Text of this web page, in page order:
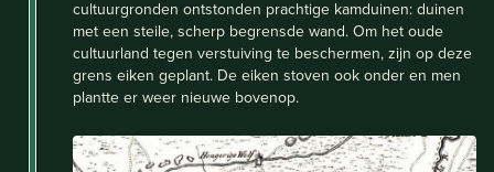
cultuurgronden ontstonden prachtige kamduinen: duinen
met een steile, scherp begrensde wand. Om het oude
cultuurland tegen verstuiving te beschermen, zijn op deze
grens eiken geplant. De eiken stoven ook onder en men
plantte er weer nieuwe bovenop.